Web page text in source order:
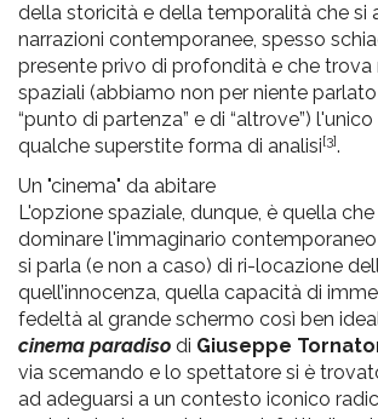
della storicità e della temporalità che si
narrazioni contemporanee, spesso
presente privo di profondità e che trova
spaziali (abbiamo non per niente
“punto di partenza” e di “altrove”)
qualche superstite forma di analisi[3].
Un "cinema" da abitare
L'opzione spaziale, dunque, è quella
dominare l'immaginario
si parla (e non a caso) di ri-locazione
quell’innocenza, quella capacità di
fedeltà al grande schermo così ben
cinema paradiso di Giuseppe
via scemando e lo spettatore si è
ad adeguarsi a un contesto iconico